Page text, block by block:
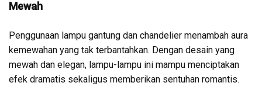
Mewah
Penggunaan lampu gantung dan chandelier menambah aura
kemewahan yang tak terbantahkan. Dengan desain yang
mewah dan elegan, lampu-lampu ini mampu menciptakan
efek dramatis sekaligus memberikan sentuhan romantis.